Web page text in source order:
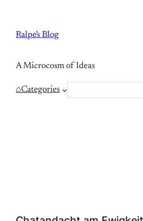
content
Ralpe's Blog
A Microcosm of Ideas
⌂Categories
e